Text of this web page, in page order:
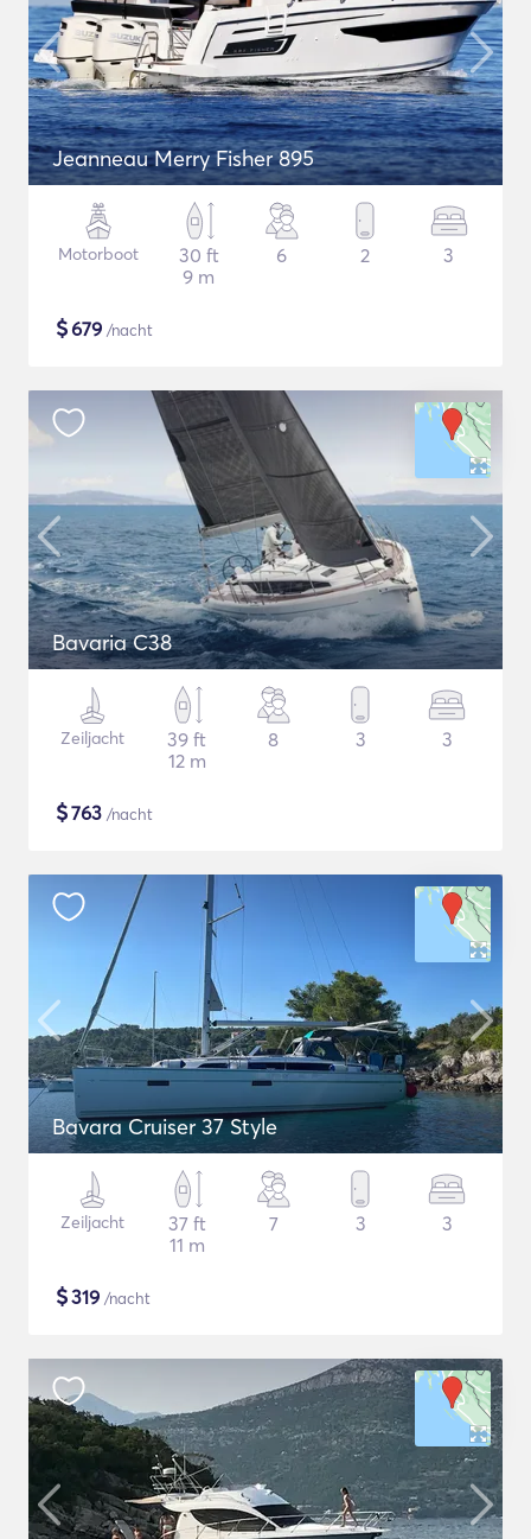
Jeanneau Merry Fisher 895
Motorboot
30 ft
9 m
6 2 3
$679 /nacht
Bavaria C38
Zeiljacht
39 ft
12 m
8 3 3
$763 /nacht
Bavara Cruiser 37 Style
Zeiljacht
37 ft
11 m
7 3 3
$319 /nacht